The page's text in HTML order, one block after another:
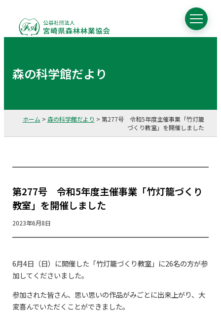
森の科学館だより
ホーム > 森の科学館だより > 第277号 令和5年度主催事業「竹灯籠
づくり教室」を開催しました
第277号 令和5年度主催事業「竹灯籠づくり
教室」を開催しました
2023年6月8日
6月4日（日）に開催した「竹灯籠づくり教室」に26名の方が参
加してくださいました。
参加された皆さん、思い思いの作品がみごとに出来上がり、大
変喜んでいただくことができました。